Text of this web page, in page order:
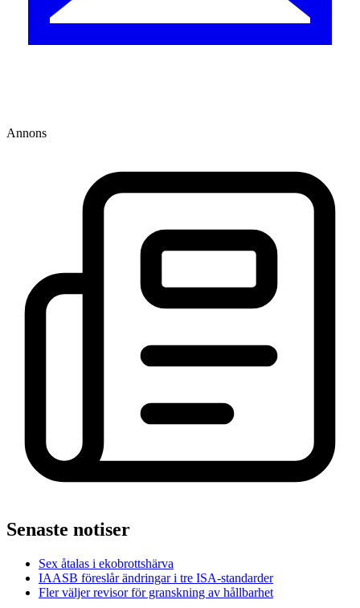
Annons
Senaste notiser
Sex åtalas i ekobrottshärva
IAASB föreslår ändringar i tre ISA-standarder
Fler väljer revisor för granskning av hållbarhet